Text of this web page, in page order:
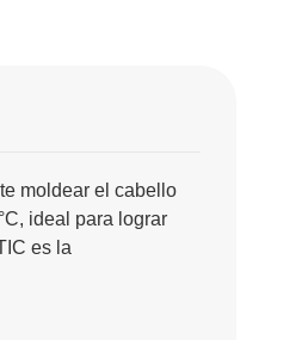
moldear el cabello
ideal para lograr
es la